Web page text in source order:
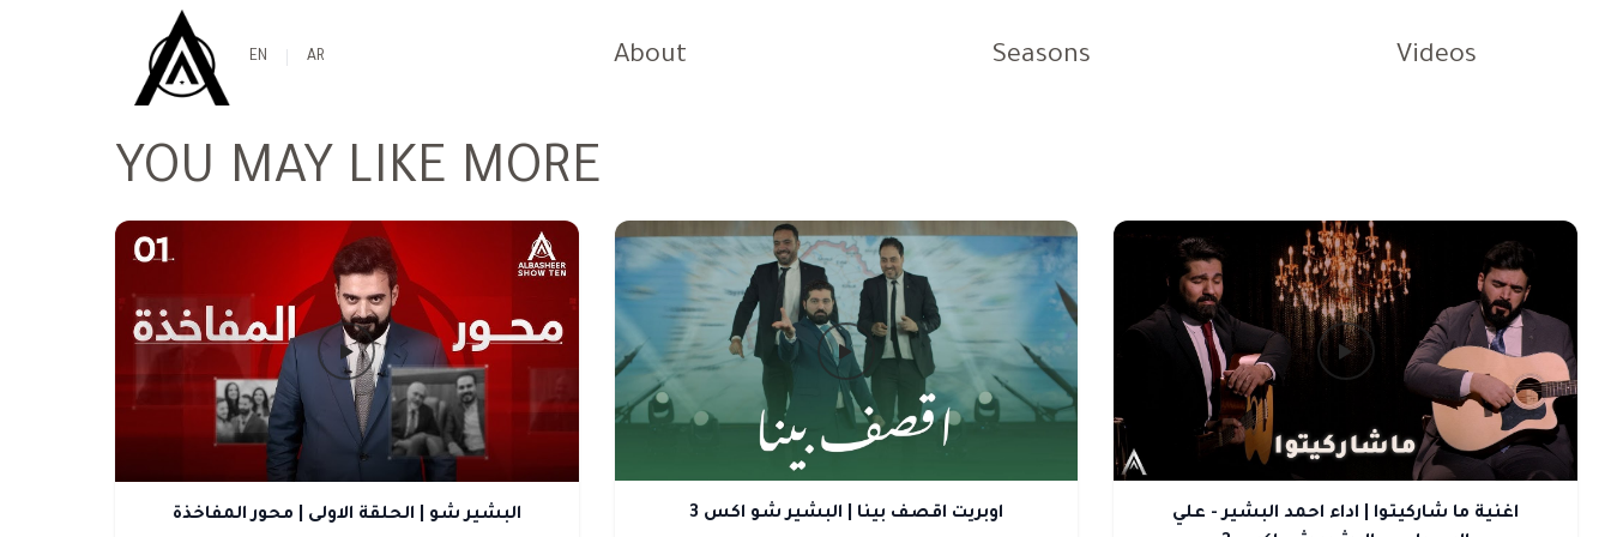
EN AR About Seasons Videos
YOU MAY LIKE MORE
البشير شو | الحلقة الاولى | محور المفاخذة اوبريت اقصف بينا | البشير شو اكس 3
اغنية ما شاركيتوا | اداء احمد البشير - علي